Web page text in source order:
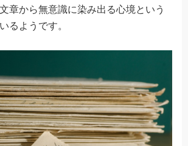
章から無意識に染み出る心境という
るようです。